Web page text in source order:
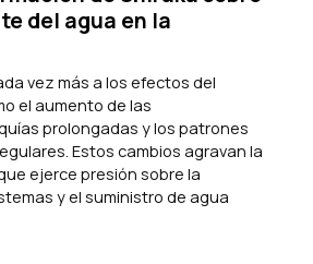
del agua en la
vez más a los efectos del
el aumento de las
prolongadas y los patrones
Estos cambios agravan la
ejerce presión sobre la
y el suministro de agua